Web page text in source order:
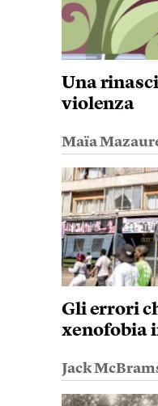
Una
violenza
Maïa
Gli errori
xenofobia
Jack